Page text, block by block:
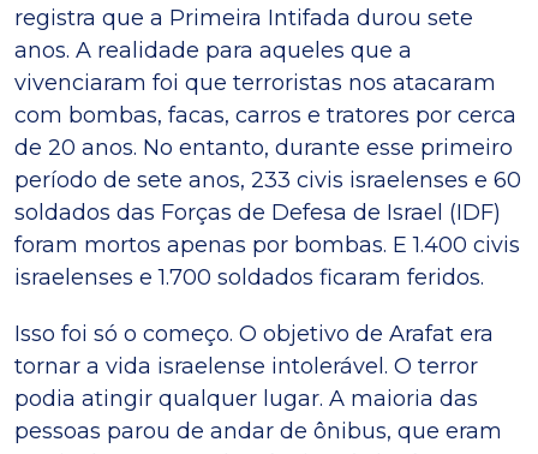
registra que a Primeira Intifada durou sete
anos. A realidade para aqueles que a
vivenciaram foi que terroristas nos atacaram
com bombas, facas, carros e tratores por cerca
de 20 anos. No entanto, durante esse primeiro
período de sete anos, 233 civis israelenses e 60
soldados das Forças de Defesa de Israel (IDF)
foram mortos apenas por bombas. E 1.400 civis
israelenses e 1.700 soldados ficaram feridos.
Isso foi só o começo. O objetivo de Arafat era
tornar a vida israelense intolerável. O terror
podia atingir qualquer lugar. A maioria das
pessoas parou de andar de ônibus, que eram